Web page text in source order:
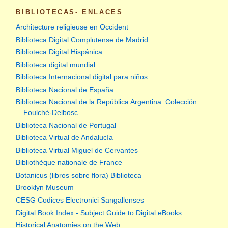
BIBLIOTECAS- ENLACES
Architecture religieuse en Occident
Biblioteca Digital Complutense de Madrid
Biblioteca Digital Hispánica
Biblioteca digital mundial
Biblioteca Internacional digital para niños
Biblioteca Nacional de España
Biblioteca Nacional de la República Argentina: Colección
Foulché-Delbosc
Biblioteca Nacional de Portugal
Biblioteca Virtual de Andalucía
Biblioteca Virtual Miguel de Cervantes
Bibliothèque nationale de France
Botanicus (libros sobre flora) Biblioteca
Brooklyn Museum
CESG Codices Electronici Sangallenses
Digital Book Index - Subject Guide to Digital eBooks
Historical Anatomies on the Web